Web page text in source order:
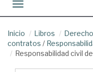
Toggle navigation
Inicio Libros Derecho
contratos /
Responsabilidad civil